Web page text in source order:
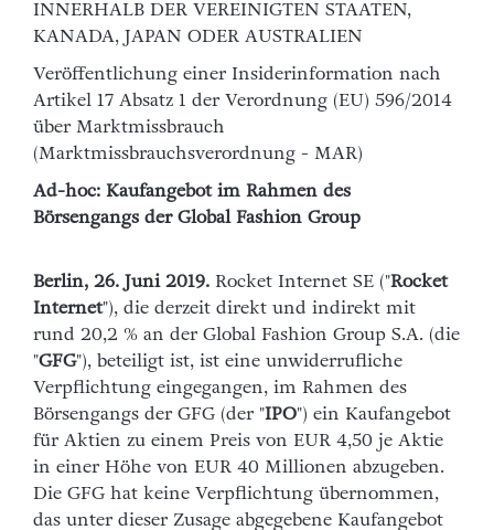
INNERHALB DER VEREINIGTEN STAATEN,
KANADA, JAPAN ODER AUSTRALIEN
Veröffentlichung einer Insiderinformation nach
Artikel 17 Absatz 1 der Verordnung (EU) 596/2014
über Marktmissbrauch
(Marktmissbrauchsverordnung - MAR)
Ad-hoc: Kaufangebot im Rahmen des
Börsengangs der Global Fashion Group
Berlin, 26. Juni 2019. Rocket Internet SE ("Rocket
Internet"), die derzeit direkt und indirekt mit
rund 20,2 % an der Global Fashion Group S.A. (die
"GFG"), beteiligt ist, ist eine unwiderrufliche
Verpflichtung eingegangen, im Rahmen des
Börsengangs der GFG (der "IPO") ein Kaufangebot
für Aktien zu einem Preis von EUR 4,50 je Aktie
in einer Höhe von EUR 40 Millionen abzugeben.
Die GFG hat keine Verpflichtung übernommen,
das unter dieser Zusage abgegebene Kaufangebot